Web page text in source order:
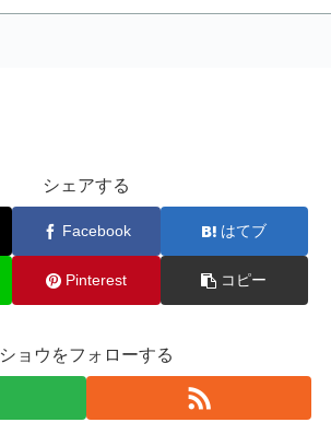
シェアする
Facebook はてブ
Pinterest コピー
ショウをフォローする